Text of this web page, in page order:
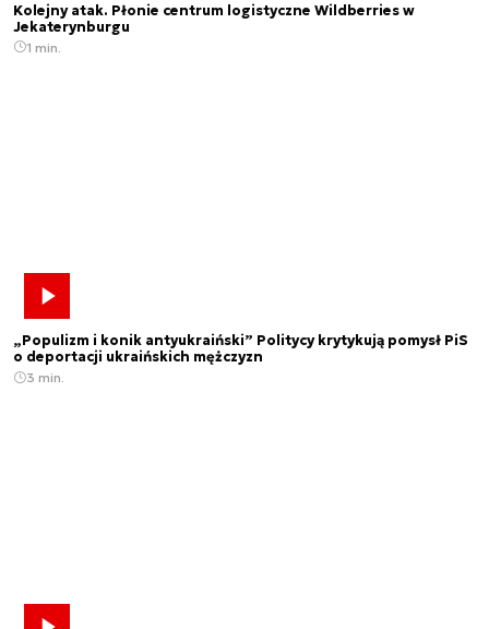
Kolejny atak. Płonie centrum logistyczne Wildberries w
Jekaterynburgu
1 min.
„Populizm i konik antyukraiński” Politycy krytykują pomysł PiS
o deportacji ukraińskich mężczyzn
3 min.